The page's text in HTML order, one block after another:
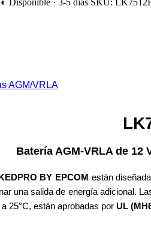
de 12 V ; 75
BY EPCOM están
una salida de energía adicional.
25°C, están aprobadas por UL